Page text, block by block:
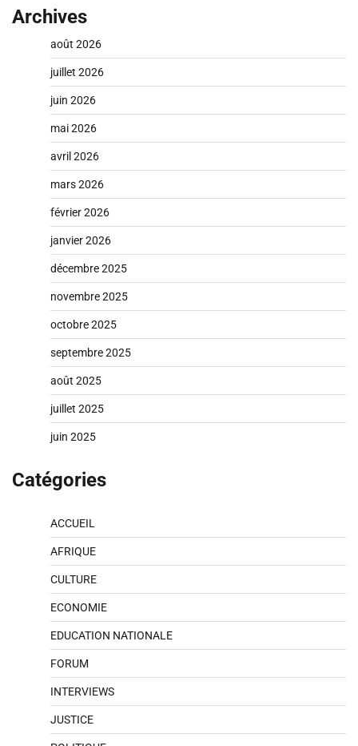
Archives
août 2026
juillet 2026
juin 2026
mai 2026
avril 2026
mars 2026
février 2026
janvier 2026
décembre 2025
novembre 2025
octobre 2025
septembre 2025
août 2025
juillet 2025
juin 2025
Catégories
ACCUEIL
AFRIQUE
CULTURE
ECONOMIE
EDUCATION NATIONALE
FORUM
INTERVIEWS
JUSTICE